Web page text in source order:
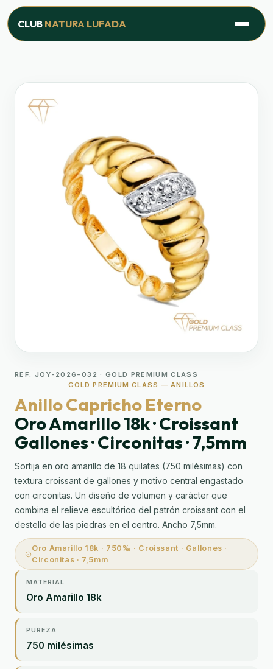
CLUB NATURA LUFADA
REF. JOY-2026-032 · GOLD PREMIUM CLASS
GOLD PREMIUM CLASS — ANILLOS
Anillo Capricho Eterno
Oro Amarillo 18k · Croissant
Gallones · Circonitas · 7,5mm
Sortija en oro amarillo de 18 quilates (750 milésimas) con
textura croissant de gallones y motivo central engastado
con circonitas. Un diseño de volumen y carácter que
combina el relieve escultórico del patrón croissant con el
destello de las piedras en el centro. Ancho 7,5mm.
Oro Amarillo 18k · 750‰ · Croissant · Gallones ·
Circonitas · 7,5mm
MATERIAL
Oro Amarillo 18k
PUREZA
750 milésimas